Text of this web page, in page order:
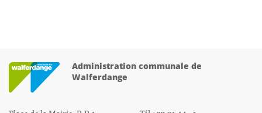
Administration communale de
Walferdange